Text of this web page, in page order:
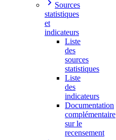
Sources
statistiques
et
indicateurs
Liste
des
sources
statistiques
Liste
des
indicateurs
Documentation
complémentaire
sur le
recensement